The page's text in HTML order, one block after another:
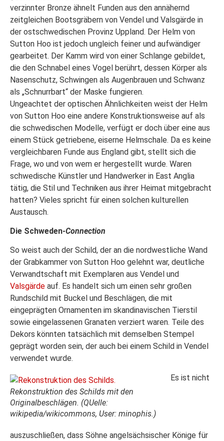
verzinnter Bronze ähnelt Funden aus den annähernd
zeitgleichen Bootsgräbern von Vendel und Valsgärde in
der ostschwedischen Provinz Uppland. Der Helm von
Sutton Hoo ist jedoch ungleich feiner und aufwändiger
gearbeitet. Der Kamm wird von einer Schlange gebildet,
die den Schnabel eines Vogel berührt, dessen Körper als
Nasenschutz, Schwingen als Augenbrauen und Schwanz
als „Schnurrbart“ der Maske fungieren.
Ungeachtet der optischen Ähnlichkeiten weist der Helm
von Sutton Hoo eine andere Konstruktionsweise auf als
die schwedischen Modelle, verfügt er doch über eine aus
einem Stück getriebene, eiserne Helmschale. Da es keine
vergleichbaren Funde aus England gibt, stellt sich die
Frage, wo und von wem er hergestellt wurde. Waren
schwedische Künstler und Handwerker in East Anglia
tätig, die Stil und Techniken aus ihrer Heimat mitgebracht
hatten? Vieles spricht für einen solchen kulturellen
Austausch.
Die Schweden-Connection
So weist auch der Schild, der an die nordwestliche Wand
der Grabkammer von Sutton Hoo gelehnt war, deutliche
Verwandtschaft mit Exemplaren aus Vendel und
Valsgärde auf. Es handelt sich um einen sehr großen
Rundschild mit Buckel und Beschlägen, die mit
eingeprägten Ornamenten im skandinavischen Tierstil
sowie eingelassenen Granaten verziert waren. Teile des
Dekors könnten tatsächlich mit demselben Stempel
geprägt worden sein, der auch bei einem Schild in Vendel
verwendet wurde.
Rekonstruktion des Schilds mit den
Originalbeschlägen. (QUelle:
wikipedia/wikicommons, User: minophis.)
Es ist nicht
auszuschließen, dass Söhne angelsächsischer Könige für